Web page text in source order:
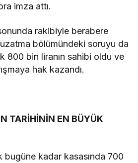
imza attı.
rakibiyle berabere
bölümündeki soruyu da
800 bin liranın sahibi oldu ve
hak kazandı.
TARİHİNİN EN BÜYÜK
bugüne kadar kasasında 700